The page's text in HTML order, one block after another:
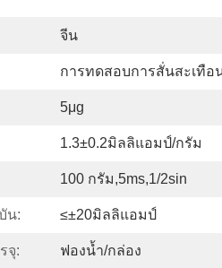
จีน
การทดสอบการสั่นสะเทือ
5μg
1.3±0.2มิลลิแอมป์/กรัม
100 กรัม,5ms,1/2sin
น: ≤±20มิลลิแอมป์
จุ: ฟองน้ำ/กล่อง